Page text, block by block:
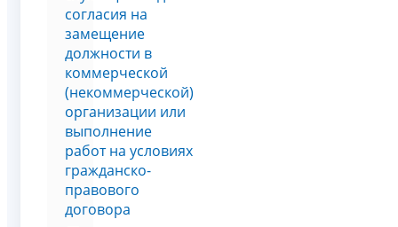
согласия на
замещение
должности в
коммерческой
(некоммерческой)
организации или
выполнение
работ на условиях
гражданско-
правового
договора